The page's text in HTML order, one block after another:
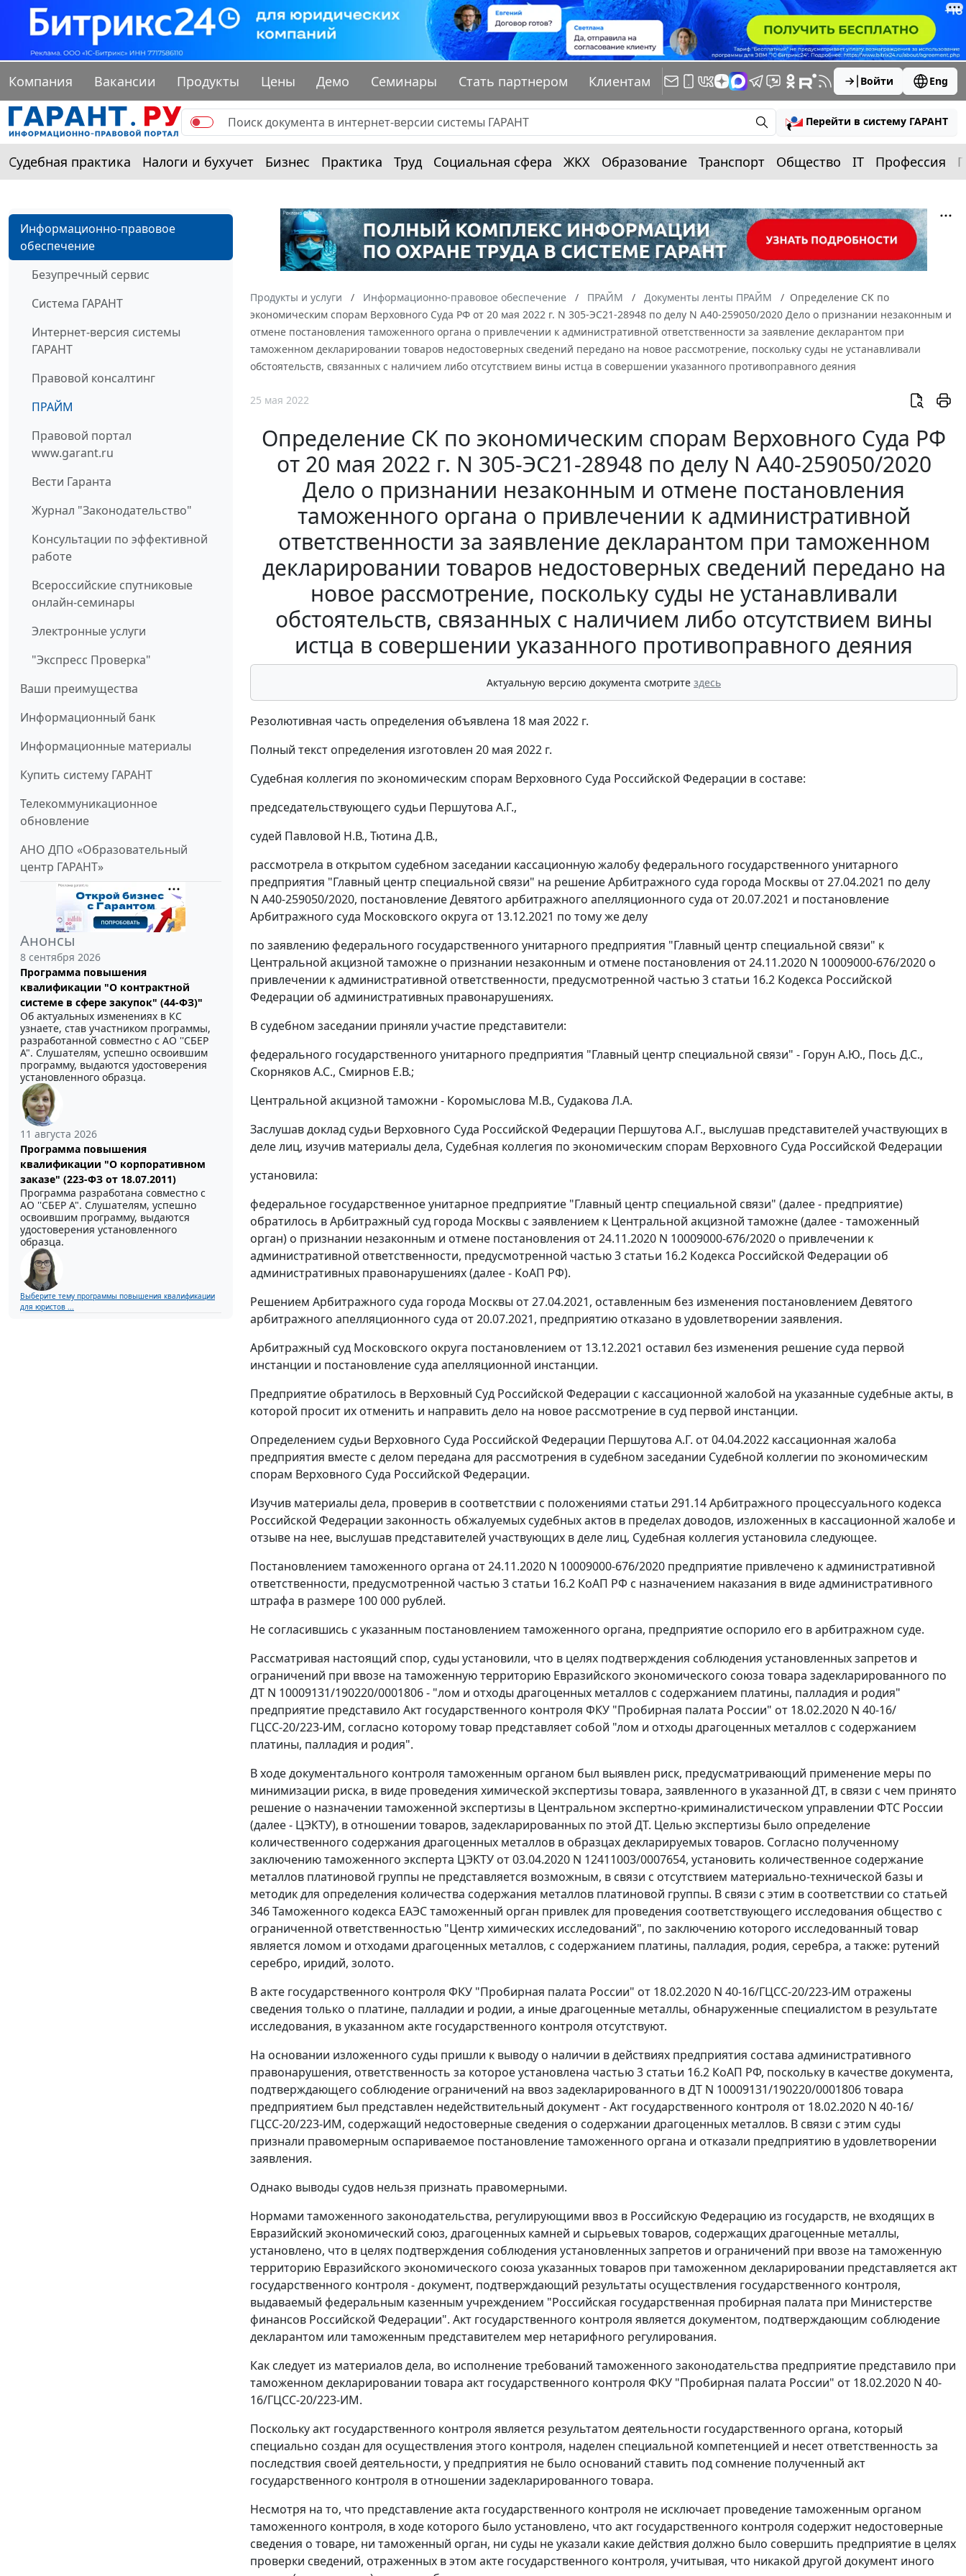
Компания Вакансии Продукты Цены Демо Семинары Стать партнером Клиентам Войти Eng
Перейти в систему ГАРАНТ
Судебная практика Налоги и бухучет Бизнес Практика Труд Социальная сфера ЖКХ Образование Транспорт Общество IT Профессия
Информационно-правовое
обеспечение
Безупречный сервис
Система ГАРАНТ
Интернет-версия системы
ГАРАНТ
Правовой консалтинг
ПРАЙМ
Правовой портал
www.garant.ru
Вести Гаранта
Журнал "Законодательство"
Консультации по эффективной
работе
Всероссийские спутниковые
онлайн-семинары
Электронные услуги
"Экспресс Проверка"
Ваши преимущества
Информационный банк
Информационные материалы
Купить систему ГАРАНТ
Телекоммуникационное
обновление
АНО ДПО «Образовательный
центр ГАРАНТ»
Анонсы
8 сентября 2026
Программа повышения
квалификации "О контрактной
системе в сфере закупок" (44-ФЗ)"
Об актуальных изменениях в КС
узнаете, став участником программы,
разработанной совместно с АО ''СБЕР
А". Слушателям, успешно освоившим
программу, выдаются удостоверения
установленного образца.
11 августа 2026
Программа повышения
квалификации "О корпоративном
заказе" (223-ФЗ от 18.07.2011)
Программа разработана совместно с
АО ''СБЕР А". Слушателям, успешно
освоившим программу, выдаются
удостоверения установленного
образца.
Выберите тему программы повышения квалификации
для юристов ...
Продукты и услуги Информационно-правовое обеспечение ПРАЙМ Документы ленты ПРАЙМ
Определение СК по
экономическим спорам Верховного Суда РФ от 20 мая 2022 г. N 305-ЭС21-28948 по делу N А40-259050/2020 Дело о признании незаконным и
отмене постановления таможенного органа о привлечении к административной ответственности за заявление декларантом при
таможенном декларировании товаров недостоверных сведений передано на новое рассмотрение, поскольку суды не устанавливали
обстоятельств, связанных с наличием либо отсутствием вины истца в совершении указанного противоправного деяния
25 мая 2022
Определение СК по экономическим спорам Верховного Суда РФ
от 20 мая 2022 г. N 305-ЭС21-28948 по делу N А40-259050/2020
Дело о признании незаконным и отмене постановления
таможенного органа о привлечении к административной
ответственности за заявление декларантом при таможенном
декларировании товаров недостоверных сведений передано на
новое рассмотрение, поскольку суды не устанавливали
обстоятельств, связанных с наличием либо отсутствием вины
истца в совершении указанного противоправного деяния
Актуальную версию документа смотрите здесь
Резолютивная часть определения объявлена 18 мая 2022 г.
Полный текст определения изготовлен 20 мая 2022 г.
Судебная коллегия по экономическим спорам Верховного Суда Российской Федерации в составе:
председательствующего судьи Першутова А.Г.,
судей Павловой Н.В., Тютина Д.В.,
рассмотрела в открытом судебном заседании кассационную жалобу федерального государственного унитарного
предприятия "Главный центр специальной связи" на решение Арбитражного суда города Москвы от 27.04.2021 по делу
N А40-259050/2020, постановление Девятого арбитражного апелляционного суда от 20.07.2021 и постановление
Арбитражного суда Московского округа от 13.12.2021 по тому же делу
по заявлению федерального государственного унитарного предприятия "Главный центр специальной связи" к
Центральной акцизной таможне о признании незаконным и отмене постановления от 24.11.2020 N 10009000-676/2020 о
привлечении к административной ответственности, предусмотренной частью 3 статьи 16.2 Кодекса Российской
Федерации об административных правонарушениях.
В судебном заседании приняли участие представители:
федерального государственного унитарного предприятия "Главный центр специальной связи" - Горун А.Ю., Пось Д.С.,
Скорняков А.С., Смирнов Е.В.;
Центральной акцизной таможни - Коромыслова М.В., Судакова Л.А.
Заслушав доклад судьи Верховного Суда Российской Федерации Першутова А.Г., выслушав представителей участвующих в
деле лиц, изучив материалы дела, Судебная коллегия по экономическим спорам Верховного Суда Российской Федерации
установила:
федеральное государственное унитарное предприятие "Главный центр специальной связи" (далее - предприятие)
обратилось в Арбитражный суд города Москвы с заявлением к Центральной акцизной таможне (далее - таможенный
орган) о признании незаконным и отмене постановления от 24.11.2020 N 10009000-676/2020 о привлечении к
административной ответственности, предусмотренной частью 3 статьи 16.2 Кодекса Российской Федерации об
административных правонарушениях (далее - КоАП РФ).
Решением Арбитражного суда города Москвы от 27.04.2021, оставленным без изменения постановлением Девятого
арбитражного апелляционного суда от 20.07.2021, предприятию отказано в удовлетворении заявления.
Арбитражный суд Московского округа постановлением от 13.12.2021 оставил без изменения решение суда первой
инстанции и постановление суда апелляционной инстанции.
Предприятие обратилось в Верховный Суд Российской Федерации с кассационной жалобой на указанные судебные акты, в
которой просит их отменить и направить дело на новое рассмотрение в суд первой инстанции.
Определением судьи Верховного Суда Российской Федерации Першутова А.Г. от 04.04.2022 кассационная жалоба
предприятия вместе с делом передана для рассмотрения в судебном заседании Судебной коллегии по экономическим
спорам Верховного Суда Российской Федерации.
Изучив материалы дела, проверив в соответствии с положениями статьи 291.14 Арбитражного процессуального кодекса
Российской Федерации законность обжалуемых судебных актов в пределах доводов, изложенных в кассационной жалобе и
отзыве на нее, выслушав представителей участвующих в деле лиц, Судебная коллегия установила следующее.
Постановлением таможенного органа от 24.11.2020 N 10009000-676/2020 предприятие привлечено к административной
ответственности, предусмотренной частью 3 статьи 16.2 КоАП РФ с назначением наказания в виде административного
штрафа в размере 100 000 рублей.
Не согласившись с указанным постановлением таможенного органа, предприятие оспорило его в арбитражном суде.
Рассматривая настоящий спор, суды установили, что в целях подтверждения соблюдения установленных запретов и
ограничений при ввозе на таможенную территорию Евразийского экономического союза товара задекларированного по
ДТ N 10009131/190220/0001806 - "лом и отходы драгоценных металлов с содержанием платины, палладия и родия"
предприятие представило Акт государственного контроля ФКУ "Пробирная палата России" от 18.02.2020 N 40-16/
ГЦСС-20/223-ИМ, согласно которому товар представляет собой "лом и отходы драгоценных металлов с содержанием
платины, палладия и родия".
В ходе документального контроля таможенным органом был выявлен риск, предусматривающий применение меры по
минимизации риска, в виде проведения химической экспертизы товара, заявленного в указанной ДТ, в связи с чем принято
решение о назначении таможенной экспертизы в Центральном экспертно-криминалистическом управлении ФТС России
(далее - ЦЭКТУ), в отношении товаров, задекларированных по этой ДТ. Целью экспертизы было определение
количественного содержания драгоценных металлов в образцах декларируемых товаров. Согласно полученному
заключению таможенного эксперта ЦЭКТУ от 03.04.2020 N 12411003/0007654, установить количественное содержание
металлов платиновой группы не представляется возможным, в связи с отсутствием материально-технической базы и
методик для определения количества содержания металлов платиновой группы. В связи с этим в соответствии со статьей
346 Таможенного кодекса ЕАЭС таможенный орган привлек для проведения соответствующего исследования общество с
ограниченной ответственностью "Центр химических исследований", по заключению которого исследованный товар
является ломом и отходами драгоценных металлов, с содержанием платины, палладия, родия, серебра, а также: рутений
серебро, иридий, золото.
В акте государственного контроля ФКУ "Пробирная палата России" от 18.02.2020 N 40-16/ГЦСС-20/223-ИМ отражены
сведения только о платине, палладии и родии, а иные драгоценные металлы, обнаруженные специалистом в результате
исследования, в указанном акте государственного контроля отсутствуют.
На основании изложенного суды пришли к выводу о наличии в действиях предприятия состава административного
правонарушения, ответственность за которое установлена частью 3 статьи 16.2 КоАП РФ, поскольку в качестве документа,
подтверждающего соблюдение ограничений на ввоз задекларированного в ДТ N 10009131/190220/0001806 товара
предприятием был представлен недействительный документ - Акт государственного контроля от 18.02.2020 N 40-16/
ГЦСС-20/223-ИМ, содержащий недостоверные сведения о содержании драгоценных металлов. В связи с этим суды
признали правомерным оспариваемое постановление таможенного органа и отказали предприятию в удовлетворении
заявления.
Однако выводы судов нельзя признать правомерными.
Нормами таможенного законодательства, регулирующими ввоз в Российскую Федерацию из государств, не входящих в
Евразийский экономический союз, драгоценных камней и сырьевых товаров, содержащих драгоценные металлы,
установлено, что в целях подтверждения соблюдения установленных запретов и ограничений при ввозе на таможенную
территорию Евразийского экономического союза указанных товаров при таможенном декларировании представляется акт
государственного контроля - документ, подтверждающий результаты осуществления государственного контроля,
выдаваемый федеральным казенным учреждением "Российская государственная пробирная палата при Министерстве
финансов Российской Федерации". Акт государственного контроля является документом, подтверждающим соблюдение
декларантом или таможенным представителем мер нетарифного регулирования.
Как следует из материалов дела, во исполнение требований таможенного законодательства предприятие представило при
таможенном декларировании товара акт государственного контроля ФКУ "Пробирная палата России" от 18.02.2020 N 40-
16/ГЦСС-20/223-ИМ.
Поскольку акт государственного контроля является результатом деятельности государственного органа, который
специально создан для осуществления этого контроля, наделен специальной компетенцией и несет ответственность за
последствия своей деятельности, у предприятия не было оснований ставить под сомнение полученный акт
государственного контроля в отношении задекларированного товара.
Несмотря на то, что представление акта государственного контроля не исключает проведение таможенным органом
таможенного контроля, в ходе которого было установлено, что акт государственного контроля содержит недостоверные
сведения о товаре, ни таможенный орган, ни суды не указали какие действия должно было совершить предприятие в целях
проверки сведений, отраженных в этом акте государственного контроля, учитывая, что никакой другой документ иного